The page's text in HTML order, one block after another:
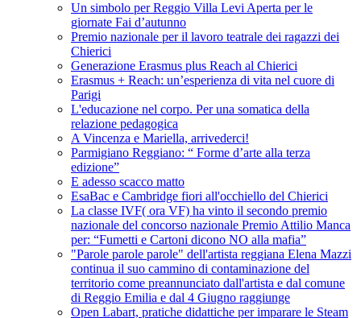
Un simbolo per Reggio Villa Levi Aperta per le
giornate Fai d’autunno
Premio nazionale per il lavoro teatrale dei ragazzi dei
Chierici
Generazione Erasmus plus Reach al Chierici
Erasmus + Reach: un’esperienza di vita nel cuore di
Parigi
L'educazione nel corpo. Per una somatica della
relazione pedagogica
A Vincenza e Mariella, arrivederci!
Parmigiano Reggiano: “ Forme d’arte alla terza
edizione”
E adesso scacco matto
EsaBac e Cambridge fiori all'occhiello del Chierici
La classe IVF( ora VF) ha vinto il secondo premio
nazionale del concorso nazionale Premio Attilio Manca
per: “Fumetti e Cartoni dicono NO alla mafia”
"Parole parole parole" dell'artista reggiana Elena Mazzi
continua il suo cammino di contaminazione del
territorio come preannunciato dall'artista e dal comune
di Reggio Emilia e dal 4 Giugno raggiunge
Open Labart, pratiche didattiche per imparare le Steam